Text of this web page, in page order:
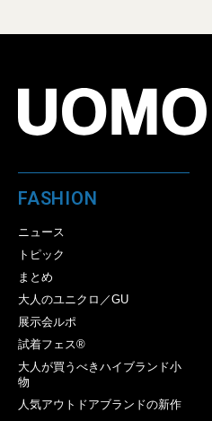
FASHION
ニュース
トピック
まとめ
大人のユニクロ／GU
展示会ルポ
試着フェス®︎
大人が買うべきハイブランド小
物
人気アウトドアブランドの新作